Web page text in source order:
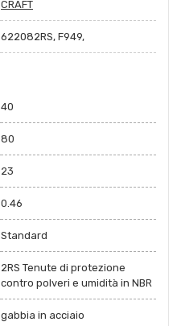
CRAFT
622082RS, F949,
40
80
23
0.46
Standard
2RS Tenute di protezione
contro polveri e umidità in NBR
gabbia in acciaio